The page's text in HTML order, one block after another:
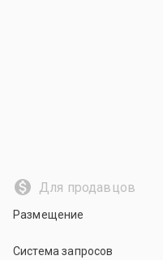
Для продавцов
Размещение
Система запросов